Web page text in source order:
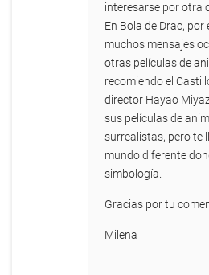
interesarse por otra
En Bola de Drac, por
muchos mensajes
otras películas de
recomiendo el
director Hayao
sus películas de
surrealistas, pero te
mundo diferente
simbología.
Gracias por tu
Milena